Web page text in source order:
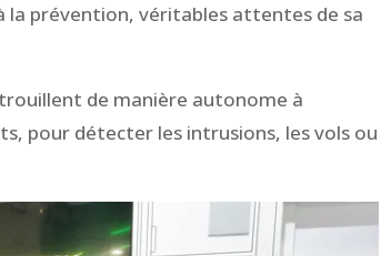
prévention, véritables attentes de sa
de manière autonome à
pour détecter les intrusions, les vols ou